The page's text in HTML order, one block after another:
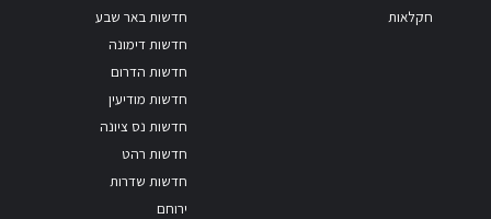
חקלאות
חדשות באר שבע
חדשות דימונה
חדשות הדרום
חדשות מודיעין
חדשות נס ציונה
חדשות רהט
חדשות שדרות
ירוחם